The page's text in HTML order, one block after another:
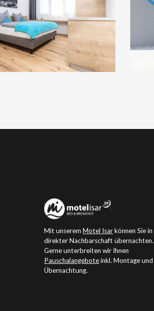
Mit unseremMotel Isarkönnen Sie in
direkter Nachbarschaft übernachten.
Gerne unterbreiten wir Ihnen
Pauschalangeboteinkl. Montage und
Übernachtung.